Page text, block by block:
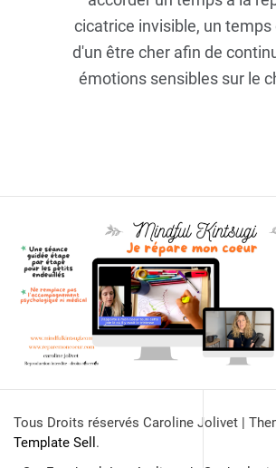
cicatrice invisible, un temps
d'un être cher afin de
émotions sensibles sur le
Tous Droits réservés Caroline Jolivet |
Template Sell .